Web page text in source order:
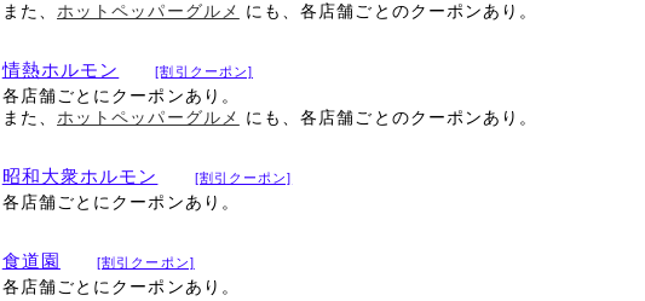
また、ホットペッパーグルメ にも、各店舗ごとのクーポンあり。
情熱ホルモン [割引クーポン]
各店舗ごとにクーポンあり。
また、ホットペッパーグルメ にも、各店舗ごとのクーポンあり。
昭和大衆ホルモン [割引クーポン]
各店舗ごとにクーポンあり。
食道園 [割引クーポン]
各店舗ごとにクーポンあり。